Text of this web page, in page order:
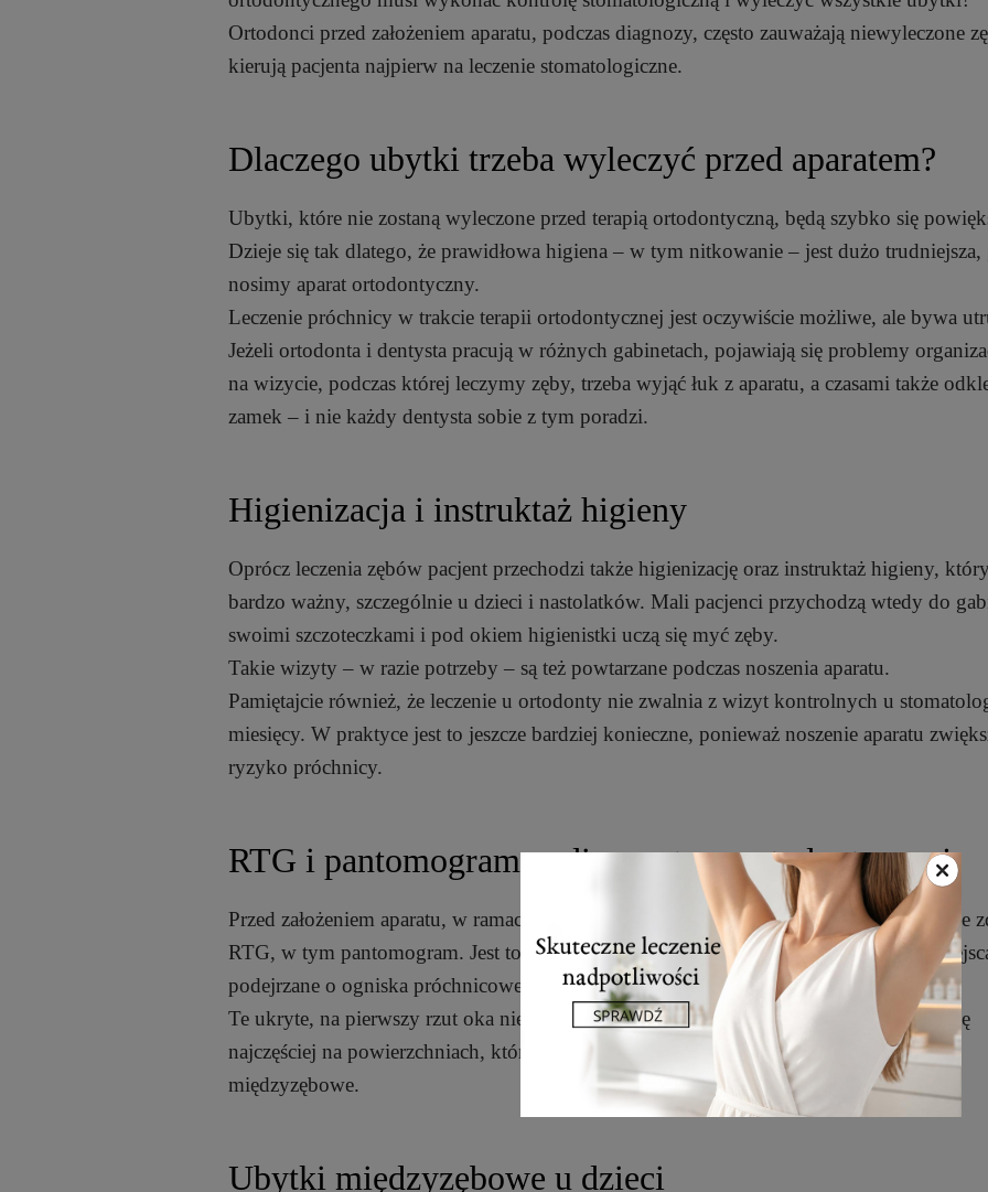
Ortodonci przed założeniem aparatu, podczas diagnozy, często zauważają niewyleczone
kierują pacjenta najpierw na leczenie stomatologiczne.
Dlaczego ubytki trzeba wyleczyć przed aparatem?
Ubytki, które nie zostaną wyleczone przed terapią ortodontyczną, będą szybko się
Dzieje się tak dlatego, że prawidłowa higiena – w tym nitkowanie – jest dużo trudniejsza,
nosimy aparat ortodontyczny.
Leczenie próchnicy w trakcie terapii ortodontycznej jest oczywiście możliwe, ale bywa
Jeżeli ortodonta i dentysta pracują w różnych gabinetach, pojawiają się problemy
na wizycie, podczas której leczymy zęby, trzeba wyjąć łuk z aparatu, a czasami także
zamek – i nie każdy dentysta sobie z tym poradzi.
Higienizacja i instruktaż higieny
Oprócz leczenia zębów pacjent przechodzi także higienizację oraz instruktaż higieny,
bardzo ważny, szczególnie u dzieci i nastolatków. Mali pacjenci przychodzą wtedy do
swoimi szczoteczkami i pod okiem higienistki uczą się myć zęby.
Takie wizyty – w razie potrzeby – są też powtarzane podczas noszenia aparatu.
Pamiętajcie również, że leczenie u ortodonty nie zwalnia z wizyt kontrolnych u
miesięcy. W praktyce jest to jeszcze bardziej konieczne, ponieważ noszenie aparatu
ryzyko próchnicy.
RTG i pantomogram w diagnostyce ortodontycznej
Przed założeniem aparatu, w ramach diagnostyki ortodontycznej, wykonywane są różne
RTG, w tym pantomogram. Jest to zdjęcie przeglądowe, na którym można wykryć
podejrzane o ogniska próchnicowe i w razie potrzeby pogłębić diagnostykę.
Te ukryte, na pierwszy rzut oka niewidoczne dla laika ubytki próchnicowe pojawiają się
najczęściej na powierzchniach, którymi zęby stykają się ze sobą. Są to tzw. przestrzenie
międzyzębowe.
Ubytki międzyzębowe u dzieci